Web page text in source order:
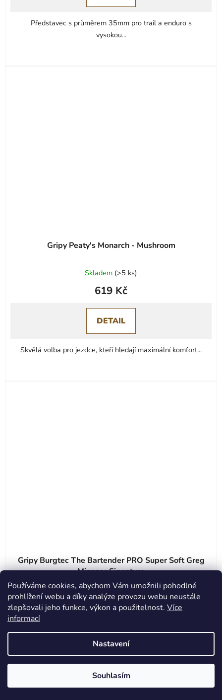
Používáme cookies, abychom Vám umožnili pohodlné
prohlížení webu a díky analýze provozu webu neustále
zlepšovali jeho funkce, výkon a použitelnost. Více
informací
Nastavení
Souhlasím
Představec s průměrem 35mm pro trail a enduro s
vysokou...
Gripy Peaty's Monarch - Mushroom
Skladem (>5 ks)
619 Kč
DETAIL
Skvělá volba pro jezdce, kteří hledají maximální komfort...
Gripy Burgtec The Bartender PRO Super Soft Greg
Minnaar Signature
Skladem( >5 ks)
649 Kč
DETAIL